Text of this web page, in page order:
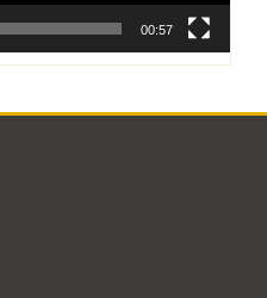
00:57